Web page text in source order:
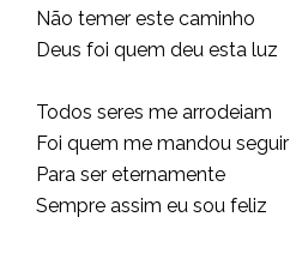
Não temer este caminho
Deus foi quem deu esta luz
Todos seres me arrodeiam
Foi quem me mandou seguir
Para ser eternamente
Sempre assim eu sou feliz